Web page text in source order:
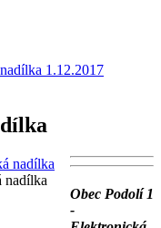
1.12.2017
nadílka
Obec Podolí 1
-